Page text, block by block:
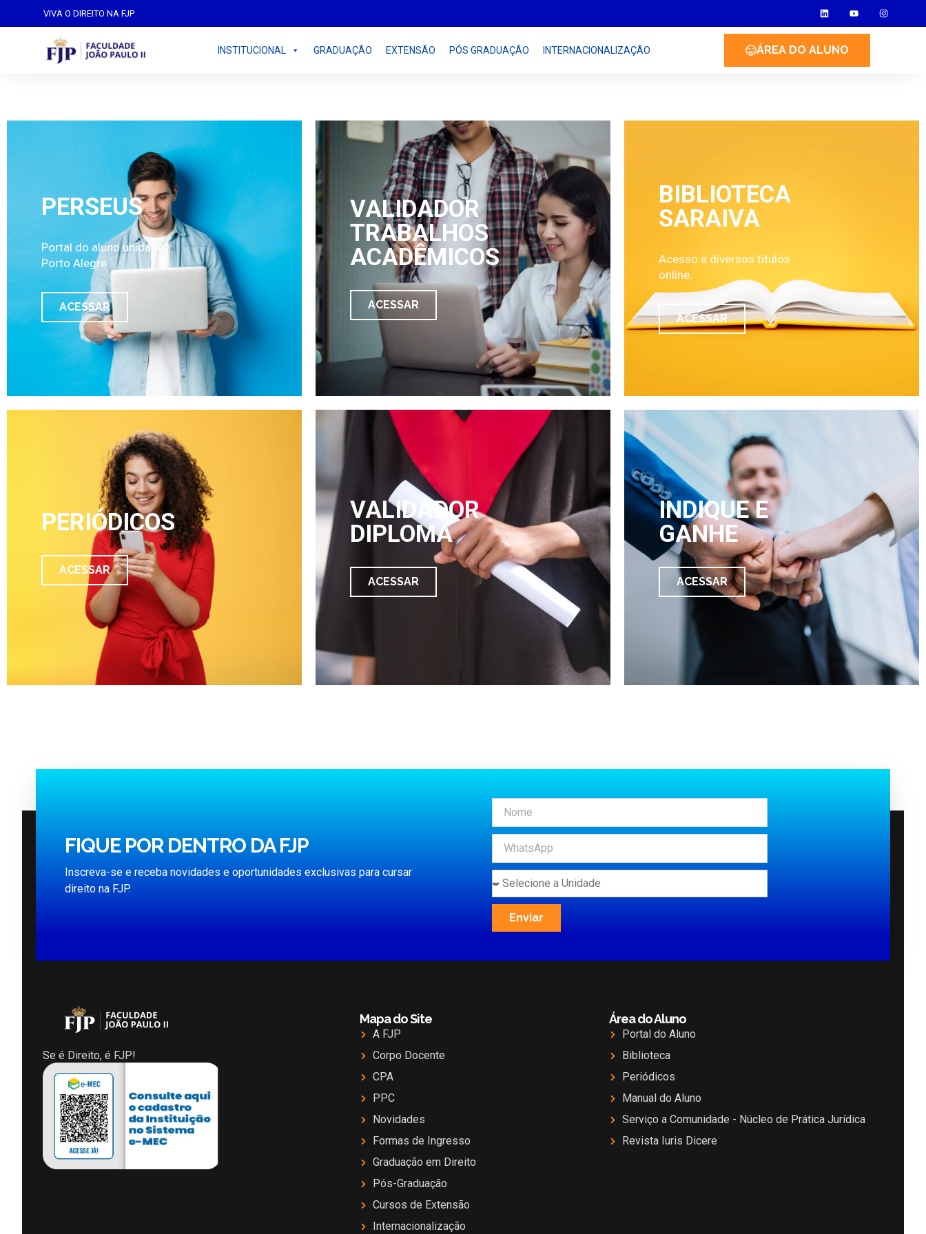
VIVA O DIREITO NA FJP
INSTITUCIONAL GRADUAÇÃO EXTENSÃO PÓS GRADUAÇÃO INTERNACIONALIZAÇÃO ÁREA DO ALUNO
PERSEUS
Portal do aluno unidade
Porto Alegre
ACESSAR
VALIDADOR
TRABALHOS
ACADÊMICOS
ACESSAR
BIBLIOTECA
SARAIVA
Acesso a diversos títulos
online.
ACESSAR
PERIÓDICOS
ACESSAR
VALIDADOR
DIPLOMA
ACESSAR
INDIQUE E
GANHE
ACESSAR
FIQUE POR DENTRO DA FJP
Inscreva-se e receba novidades e oportunidades exclusivas para cursar
direito na FJP.
Enviar
Se é Direito, é FJP!
Mapa do Site
A FJP
Corpo Docente
CPA
PPC
Novidades
Formas de Ingresso
Graduação em Direito
Pós-Graduação
Cursos de Extensão
Internacionalização
Área do Aluno
Portal do Aluno
Biblioteca
Periódicos
Manual do Aluno
Serviço a Comunidade - Núcleo de Prática Jurídica
Revista Iuris Dicere